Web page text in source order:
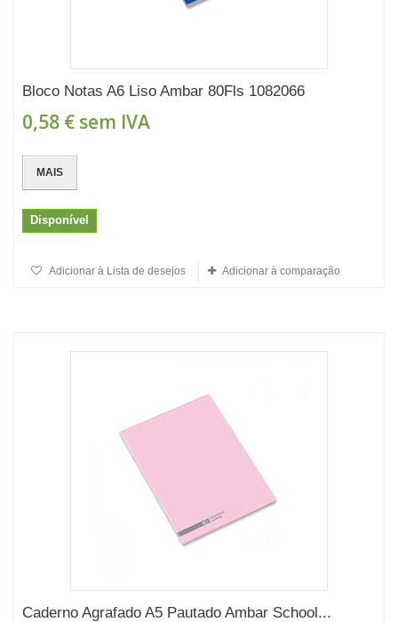
Bloco Notas A6 Liso Ambar 80Fls 1082066
0,58 € sem IVA
MAIS
Disponível
Adicionar à Lista de desejos Adicionar à comparação
Caderno Agrafado A5 Pautado Ambar School...